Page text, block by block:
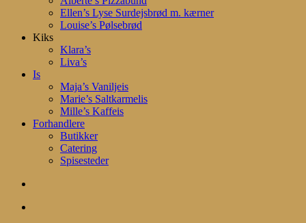
Ellen’s Lyse Surdejsbrød m. kærner
Louise’s Pølsebrød
Kiks
Klara’s
Liva’s
Is
Maja’s Vaniljeis
Marie’s Saltkarmelis
Mille’s Kaffeis
Forhandlere
Butikker
Catering
Spisesteder